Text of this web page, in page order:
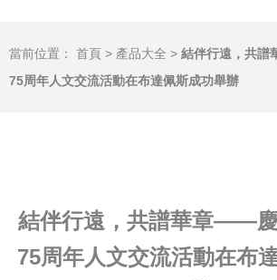
當前位置： 首頁 > 產品大全 > 結伴行遠，共
75周年人文交流活動在布達佩斯成功舉辦
結伴行遠，共譜華章——
75周年人文交流活動在布